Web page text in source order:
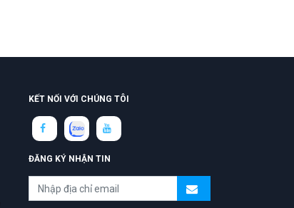
KẾT NỐI VỚI CHÚNG TÔI
ĐĂNG KÝ NHẬN TIN